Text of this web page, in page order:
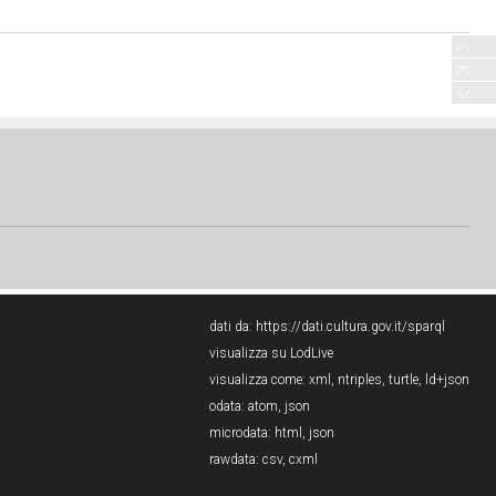
dati da: https://dati.cultura.gov.it/sparql
visualizza su LodLive
visualizza come: xml , ntriples, turtle, ld+json
odata: atom, json
microdata: html , json
rawdata: csv, cxml